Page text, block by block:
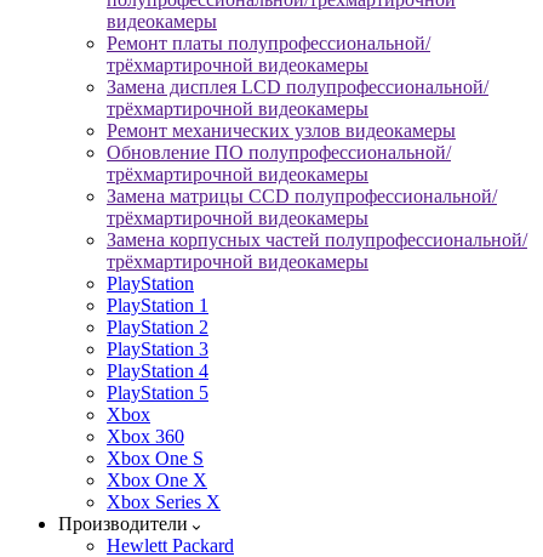
видеокамеры
Ремонт платы полупрофессиональной/
трёхмартирочной видеокамеры
Замена дисплея LCD полупрофессиональной/
трёхмартирочной видеокамеры
Ремонт механических узлов видеокамеры
Обновление ПО полупрофессиональной/
трёхмартирочной видеокамеры
Замена матрицы CCD полупрофессиональной/
трёхмартирочной видеокамеры
Замена корпусных частей полупрофессиональной/
трёхмартирочной видеокамеры
PlayStation
PlayStation 1
PlayStation 2
PlayStation 3
PlayStation 4
PlayStation 5
Xbox
Xbox 360
Xbox One S
Xbox One X
Xbox Series X
Производители
Hewlett Packard